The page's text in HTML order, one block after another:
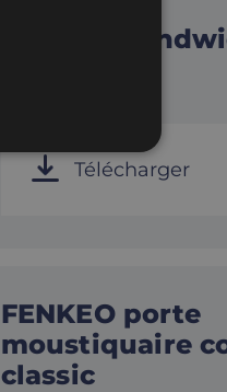
DHK alu
Télécharger
FENKEO porte
moustiquaire
classic